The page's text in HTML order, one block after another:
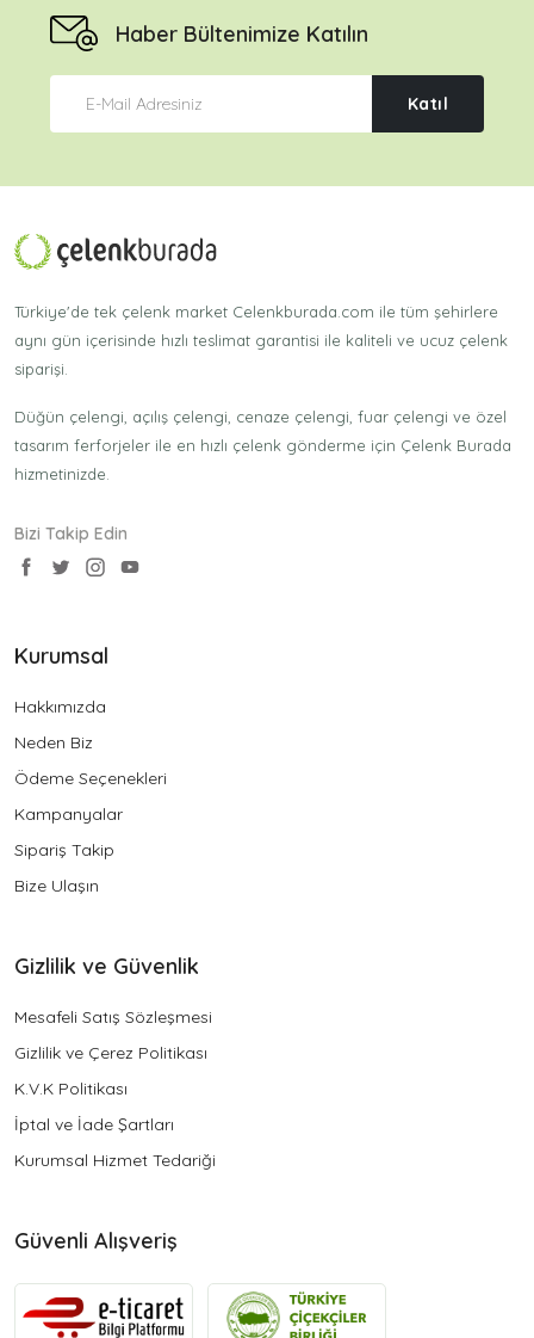
Haber Bültenimize Katılın
Katıl
Türkiye'de tek çelenk market Celenkburada.com ile tüm şehirlere
aynı gün içerisinde hızlı teslimat garantisi ile kaliteli ve ucuz çelenk
siparişi.
Düğün çelengi, açılış çelengi, cenaze çelengi, fuar çelengi ve özel
tasarım ferforjeler ile en hızlı çelenk gönderme için Çelenk Burada
hizmetinizde.
Bizi Takip Edin
Kurumsal
Hakkımızda
Neden Biz
Ödeme Seçenekleri
Kampanyalar
Sipariş Takip
Bize Ulaşın
Gizlilik ve Güvenlik
Mesafeli Satış Sözleşmesi
Gizlilik ve Çerez Politikası
K.V.K Politikası
İptal ve İade Şartları
Kurumsal Hizmet Tedariği
Güvenli Alışveriş